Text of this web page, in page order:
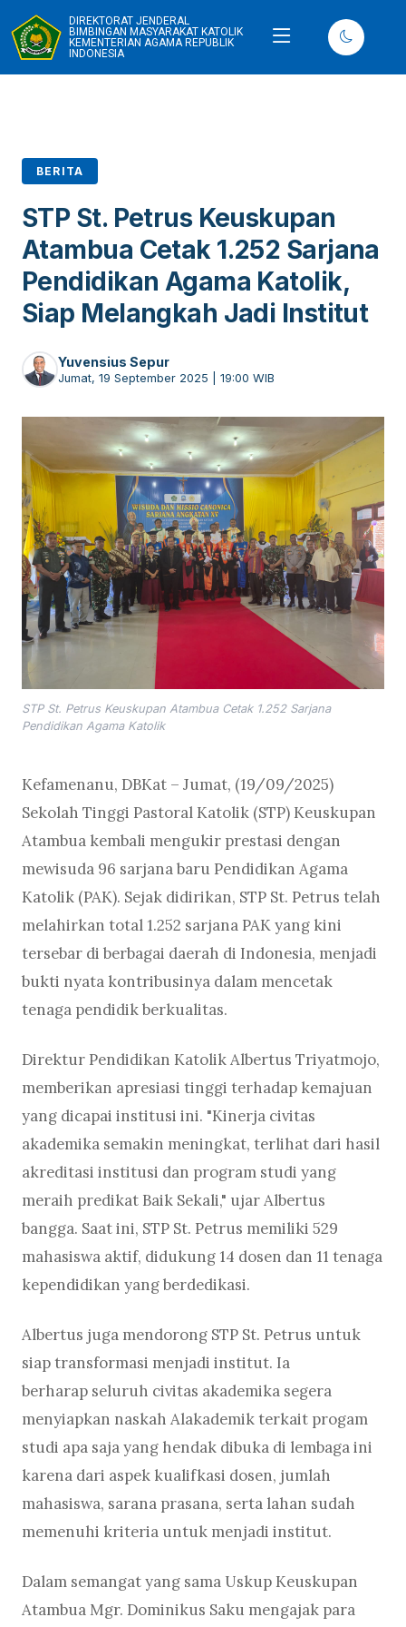
DIREKTORAT JENDERAL
BIMBINGAN MASYARAKAT KATOLIK
KEMENTERIAN AGAMA REPUBLIK
INDONESIA
BERITA
STP St. Petrus Keuskupan
Atambua Cetak 1.252 Sarjana
Pendidikan Agama Katolik,
Siap Melangkah Jadi Institut
Yuvensius Sepur
Jumat, 19 September 2025 | 19:00 WIB
STP St. Petrus Keuskupan Atambua Cetak 1.252 Sarjana
Pendidikan Agama Katolik
Kefamenanu, DBKat – Jumat, (19/09/2025)
Sekolah Tinggi Pastoral Katolik (STP) Keuskupan
Atambua kembali mengukir prestasi dengan
mewisuda 96 sarjana baru Pendidikan Agama
Katolik (PAK). Sejak didirikan, STP St. Petrus telah
melahirkan total 1.252 sarjana PAK yang kini
tersebar di berbagai daerah di Indonesia, menjadi
bukti nyata kontribusinya dalam mencetak
tenaga pendidik berkualitas.
Direktur Pendidikan Katolik Albertus Triyatmojo,
memberikan apresiasi tinggi terhadap kemajuan
yang dicapai institusi ini. "Kinerja civitas
akademika semakin meningkat, terlihat dari hasil
akreditasi institusi dan program studi yang
meraih predikat Baik Sekali," ujar Albertus
bangga. Saat ini, STP St. Petrus memiliki 529
mahasiswa aktif, didukung 14 dosen dan 11 tenaga
kependidikan yang berdedikasi.
Albertus juga mendorong STP St. Petrus untuk
siap transformasi menjadi institut. Ia
berharap seluruh civitas akademika segera
menyiapkan naskah Alakademik terkait progam
studi apa saja yang hendak dibuka di lembaga ini
karena dari aspek kualifkasi dosen, jumlah
mahasiswa, sarana prasana, serta lahan sudah
memenuhi kriteria untuk menjadi institut.
Dalam semangat yang sama Uskup Keuskupan
Atambua Mgr. Dominikus Saku mengajak para